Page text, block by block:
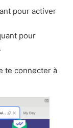
pour activer
pour
te connecter à